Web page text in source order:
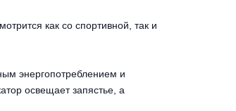
как со спортивной, так и
энергопотреблением и
освещает запястье, а